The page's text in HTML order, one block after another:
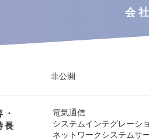
会
非公開
長
電気通信
システムインテグレーシ
ネットワークシステムサ